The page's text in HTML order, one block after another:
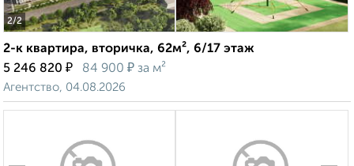
2/2
2-к квартира, вторичка, 62м², 6/17 этаж
5 246 820 ₽ 84 900 ₽ за м²
Агентство, 04.08.2026